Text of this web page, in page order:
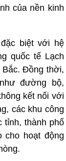
của nền kinh
biệt với hệ
quốc tế Lạch
Đồng thời,
đường bộ,
kết nối với
các khu công
tỉnh, thành phố
cho hoạt động